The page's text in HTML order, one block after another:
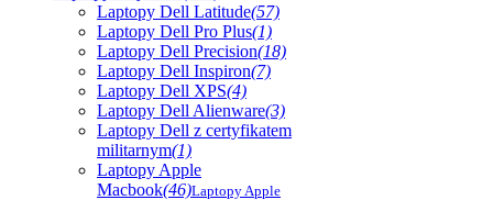
Laptopy Dell Latitude(57)
Laptopy Dell Pro Plus(1)
Laptopy Dell Precision(18)
Laptopy Dell Inspiron(7)
Laptopy Dell XPS(4)
Laptopy Dell Alienware(3)
Laptopy Dell z certyfikatem
militarnym(1)
Laptopy Apple
Macbook(46)Laptopy Apple